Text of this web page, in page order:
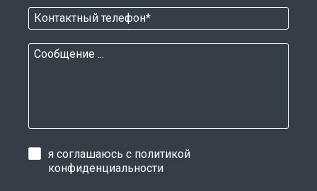
я соглашаюсь с политикой
конфиденциальности